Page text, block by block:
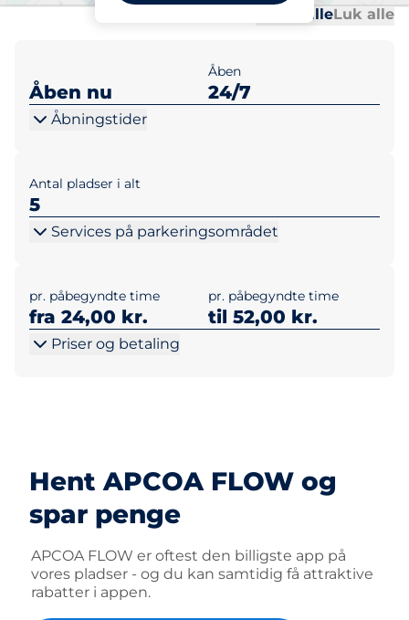
Udvid alleLuk alle
Åben nu
Åben
24/7
Åbningstider
Antal pladser i alt
5
Services på parkeringsområdet
pr. påbegyndte time
fra 24,00 kr.
pr. påbegyndte time
til 52,00 kr.
Priser og betaling
Hent APCOA FLOW og
spar penge
APCOA FLOW er oftest den billigste app på
vores pladser - og du kan samtidig få attraktive
rabatter i appen.